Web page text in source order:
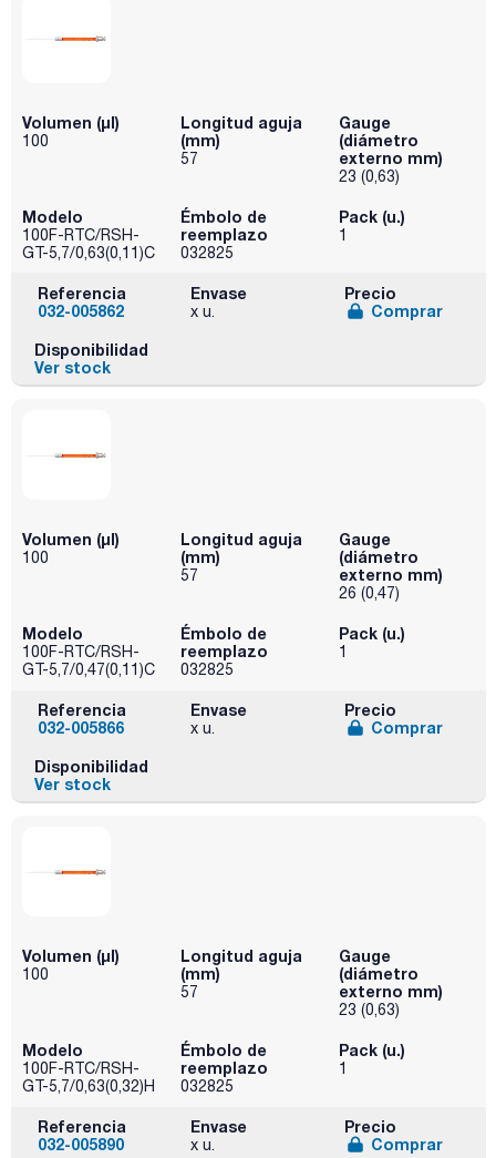
Volumen (µl)
100
Longitud aguja
(mm)
57
Gauge
(diámetro
externo mm)
23 (0,63)
Modelo
100F-RTC/RSH-
GT-5,7/0,63(0,11)C
Émbolo de
reemplazo
032825
Pack (u.)
1
Referencia
032-005862
Envase
x u.
Precio
Comprar
Disponibilidad
Ver stock
Volumen (µl)
100
Longitud aguja
(mm)
57
Gauge
(diámetro
externo mm)
26 (0,47)
Modelo
100F-RTC/RSH-
GT-5,7/0,47(0,11)C
Émbolo de
reemplazo
032825
Pack (u.)
1
Referencia
032-005866
Envase
x u.
Precio
Comprar
Disponibilidad
Ver stock
Volumen (µl)
100
Longitud aguja
(mm)
57
Gauge
(diámetro
externo mm)
23 (0,63)
Modelo
100F-RTC/RSH-
GT-5,7/0,63(0,32)H
Émbolo de
reemplazo
032825
Pack (u.)
1
Referencia
032-005890
Envase
x u.
Precio
Comprar